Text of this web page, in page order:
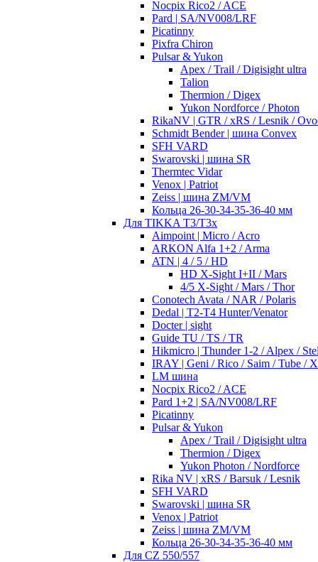
Nocpix Rico2 / ACE
Pard | SA/NV008/LRF
Picatinny
Pixfra Chiron
Pulsar & Yukon
Apex / Trail / Digisight ultra
Talion
Thermion / Digex
Yukon Nordforce / Photon
RikaNV | GTR / xRS / Lesnik /
Schmidt Bender | шина Convex
SFH VARD
Swarovski | шина SR
Thermtec Vidar
Venox | Patriot
Zeiss | шина ZM/VM
Кольца 26-30-34-35-36-40 мм
Для TIKKA T3/T3x
Aimpoint | Micro / Acro
ARKON Alfa 1+2 / Arma
ATN | 4 / 5 / HD
HD X-Sight I+II / Mars
4/5 X-Sight / Mars / Thor
Conotech Avata / NAR / Polaris
Dedal | T2-T4 Hunter/Venator
Docter | sight
Guide TU / TS / TR
Hikmicro | Thunder 1-2 / Alpex /
IRAY | Geni / Rico / Saim / Tube /
LM шина
Nocpix Rico2 / ACE
Pard 1+2 | SA/NV008/LRF
Picatinny
Pulsar & Yukon
Apex / Trail / Digisight ultra
Thermion / Digex
Yukon Photon / Nordforce
Rika NV | xRS / Barsuk / Lesnik
SFH VARD
Swarovski | шина SR
Venox | Patriot
Zeiss | шина ZM/VM
Кольца 26-30-34-35-36-40 мм
Для CZ 550/557